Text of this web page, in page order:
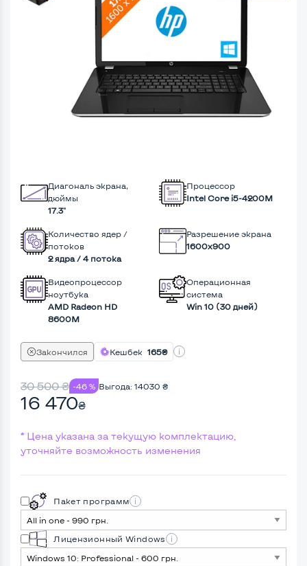
Диагональ экрана,
дюймы
17.3"
Процессор
Intel Core i5-4200M
Количество ядер /
потоков
2 ядра / 4 потока
Разрешение экрана
1600x900
Видеопроцессор
ноутбука
AMD Radeon HD
8600M
Операционная
система
Win 10 (30 дней)
Закончился Кешбек 165₴
30 500₴ -46 % Выгода: 14030 ₴
16 470₴
* Цена указана за текущую комплектацию,
уточняйте возможность изменения
Пакет программ
Лицензионный Windows